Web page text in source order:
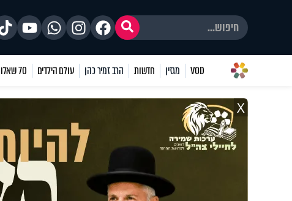
VOD מגזין חדשות הרב זמיר כהן עולם הילדים 70 שאלות
X